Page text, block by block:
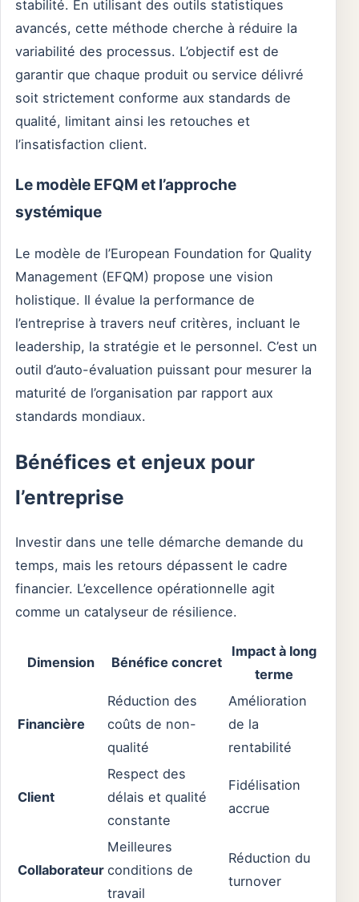
stabilité. En utilisant des outils statistiques
avancés, cette méthode cherche à réduire la
variabilité des processus. L’objectif est de
garantir que chaque produit ou service délivré
soit strictement conforme aux standards de
qualité, limitant ainsi les retouches et
l’insatisfaction client.
Le modèle EFQM et l’approche
systémique
Le modèle de l’European Foundation for Quality
Management (EFQM) propose une vision
holistique. Il évalue la performance de
l’entreprise à travers neuf critères, incluant le
leadership, la stratégie et le personnel. C’est un
outil d’auto-évaluation puissant pour mesurer la
maturité de l’organisation par rapport aux
standards mondiaux.
Bénéfices et enjeux pour
l’entreprise
Investir dans une telle démarche demande du
temps, mais les retours dépassent le cadre
financier. L’excellence opérationnelle agit
comme un catalyseur de résilience.
Dimension Bénéfice concret
Impact à long
terme
Financière
Réduction des
coûts de non-
qualité
Amélioration
de la
rentabilité
Client
Respect des
délais et qualité
constante
Fidélisation
accrue
Collaborateur
Meilleures
conditions de
travail
Réduction du
turnover